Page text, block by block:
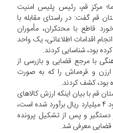
مرکز قم، رئیس پلیس امنیت
قم گفت: در راستای مقابله با
قاطع با محتکران، مأموران
اقدامات اطلاعاتی، یک واحد
بود، شناسایی کردند.
با مرجع قضایی و بازرسی از
۶ تن گندم، ارزن و قره‌ماش را که به صورت
بود، کشف کردند.
قم با بیان اینکه ارزش کالا‌های
مکشوفه از سوی کارشناسان حدود ۴ میلیارد ریال برآورد شده است،
دستگیر و پس از تشکیل پرونده
قضایی معرفی شد.